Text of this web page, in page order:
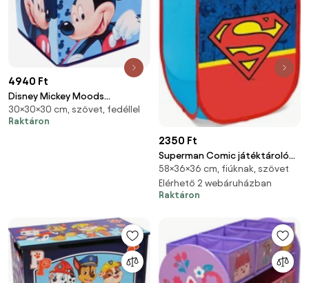
4940 Ft
Disney Mickey Moods
játéktároló 30×30×30 cm
30×30×30 cm, szövet, fedéllel
Raktáron
2350 Ft
Superman Comic játéktároló
36x58 cm
58×36×36 cm, fiúknak, szövet
Elérhető 2 webáruházban
Raktáron